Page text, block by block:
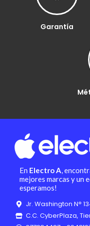
Garantía
En Electro A,
mejores marcas y un
esperamos!
Jr. Washington N°
C.C. CyberPlaza,